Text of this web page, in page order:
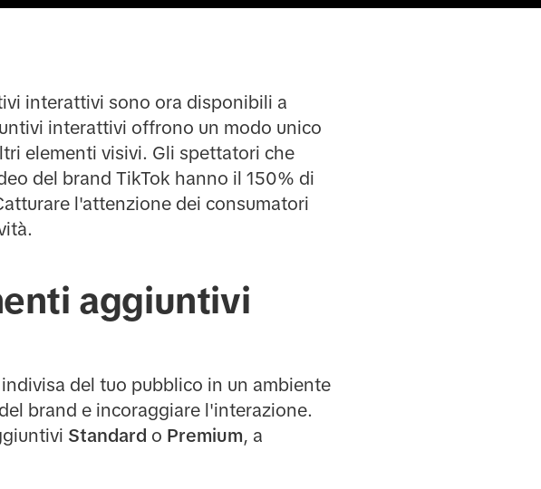
interattivi sono ora disponibili a
interattivi offrono un modo unico
elementi visivi. Gli spettatori che
del brand TikTok hanno il 150% di
l'attenzione dei consumatori
aggiuntivi
del tuo pubblico in un ambiente
brand e incoraggiare l'interazione.
Standard o Premium, a